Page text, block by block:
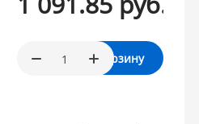
В корзину